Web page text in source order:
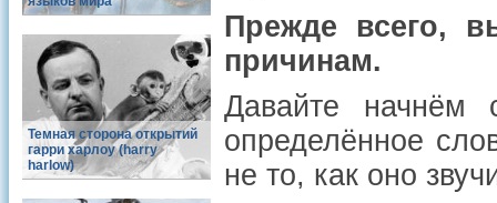
Темная сторона открытий
гарри харлоу (harry
harlow)
Прежде всего,
причинам.
Давайте начнём
определённое
не то, как оно